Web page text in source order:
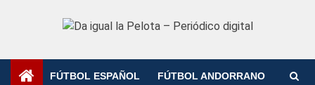
FÚTBOL ESPAÑOL FÚTBOL ANDORRANO